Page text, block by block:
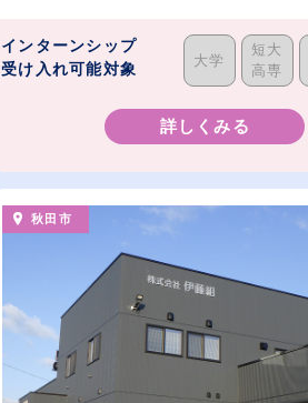
インターンシップ
受け入れ可能対象
大学
短大
高専
詳しくみる
秋田市